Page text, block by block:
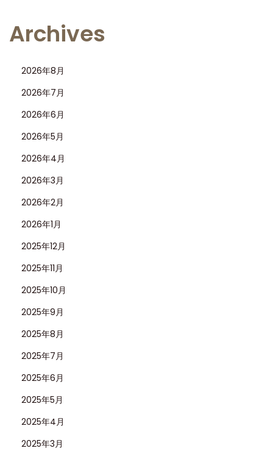
パ
ン
Archives
2026年8月
2026年7月
2026年6月
2026年5月
2026年4月
2026年3月
2026年2月
2026年1月
2025年12月
2025年11月
2025年10月
2025年9月
2025年8月
2025年7月
2025年6月
2025年5月
2025年4月
2025年3月